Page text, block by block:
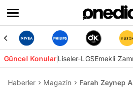
Güncel KonularLiseler-LGSEmekli
Haberler Magazin Farah Zeynep